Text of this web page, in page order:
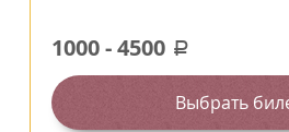
1000-4500 a
Выбрать